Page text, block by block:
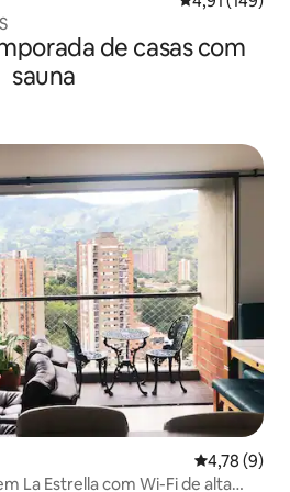
de casas com
sauna
4,78 de
4,78 (9)
La Estrella com Wi-Fi de alta